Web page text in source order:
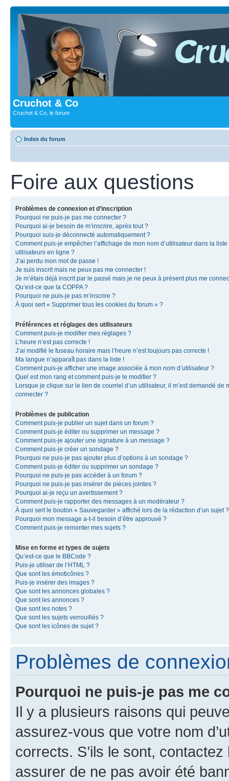
Cruchot & Co
Cruchot & Co, le forum
Index du forum
Foire aux questions
Problèmes de connexion et d’inscription
Pourquoi ne puis-je pas me connecter ?
Pourquoi ai-je besoin de m’inscrire, après tout ?
Pourquoi suis-je déconnecté automatiquement ?
Comment puis-je empêcher l’affichage de mon nom d’utilisateur dans la liste
utilisateurs en ligne ?
J’ai perdu mon mot de passe !
Je suis inscrit mais ne peux pas me connecter !
Je m’étais déjà inscrit par le passé mais je ne peux à présent plus me
Qu’est-ce que la COPPA ?
Pourquoi ne puis-je pas m’inscrire ?
À quoi sert « Supprimer tous les cookies du forum » ?
Préférences et réglages des utilisateurs
Comment puis-je modifier mes réglages ?
L’heure n’est pas correcte !
J’ai modifié le fuseau horaire mais l’heure n’est toujours pas correcte !
Ma langue n’apparaît pas dans la liste !
Comment puis-je afficher une image associée à mon nom d’utilisateur ?
Quel est mon rang et comment puis-je le modifier ?
Lorsque je clique sur le lien de courriel d’un utilisateur, il m’est demandé de
connecter ?
Problèmes de publication
Comment puis-je publier un sujet dans un forum ?
Comment puis-je éditer ou supprimer un message ?
Comment puis-je ajouter une signature à un message ?
Comment puis-je créer un sondage ?
Pourquoi ne puis-je pas ajouter plus d’options à un sondage ?
Comment puis-je éditer ou supprimer un sondage ?
Pourquoi ne puis-je pas accéder à un forum ?
Pourquoi ne puis-je pas insérer de pièces jointes ?
Pourquoi ai-je reçu un avertissement ?
Comment puis-je rapporter des messages à un modérateur ?
À quoi sert le bouton « Sauvegarder » affiché lors de la rédaction d’un sujet ?
Pourquoi mon message a-t-il besoin d’être approuvé ?
Comment puis-je remonter mes sujets ?
Mise en forme et types de sujets
Qu’est-ce que le BBCode ?
Puis-je utiliser de l’HTML ?
Que sont les émoticônes ?
Puis-je insérer des images ?
Que sont les annonces globales ?
Que sont les annonces ?
Que sont les notes ?
Que sont les sujets verrouillés ?
Que sont les icônes de sujet ?
Problèmes de
Pourquoi ne puis-je pas me
Il y a plusieurs raisons qui
assurez-vous que votre nom
corrects. S’ils le sont,
assurer de ne pas avoir été